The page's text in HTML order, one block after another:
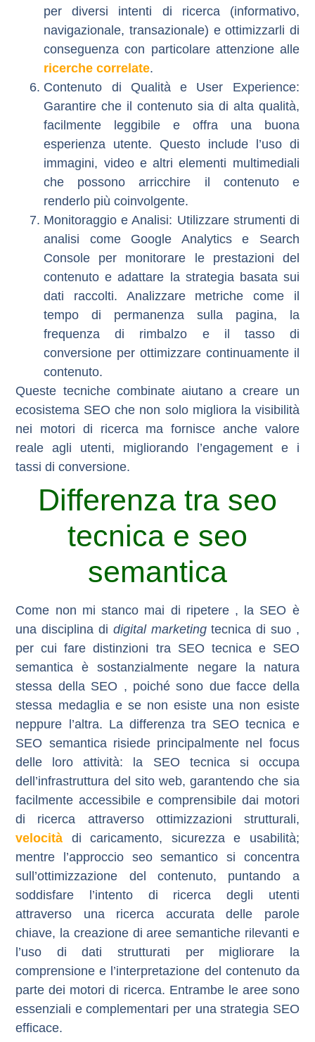
per diversi intenti di ricerca (informativo,
navigazionale, transazionale) e ottimizzarli di
conseguenza con particolare attenzione alle
ricerche correlate.
Contenuto di Qualità e User Experience:
Garantire che il contenuto sia di alta qualità,
facilmente leggibile e offra una buona
esperienza utente. Questo include l’uso di
immagini, video e altri elementi multimediali
che possono arricchire il contenuto e
renderlo più coinvolgente.
Monitoraggio e Analisi: Utilizzare strumenti di
analisi come Google Analytics e Search
Console per monitorare le prestazioni del
contenuto e adattare la strategia basata sui
dati raccolti. Analizzare metriche come il
tempo di permanenza sulla pagina, la
frequenza di rimbalzo e il tasso di
conversione per ottimizzare continuamente il
contenuto.
Queste tecniche combinate aiutano a creare un
ecosistema SEO che non solo migliora la visibilità
nei motori di ricerca ma fornisce anche valore
reale agli utenti, migliorando l’engagement e i
tassi di conversione.
Differenza tra seo
tecnica e seo
semantica
Come non mi stanco mai di ripetere , la SEO è
una disciplina di digital marketingtecnica di suo ,
per cui fare distinzioni tra SEO tecnica e SEO
semantica è sostanzialmente negare la natura
stessa della SEO , poiché sono due facce della
stessa medaglia e se non esiste una non esiste
neppure l’altra. La differenza tra SEO tecnica e
SEO semantica risiede principalmente nel focus
delle loro attività: la SEO tecnica si occupa
dell’infrastruttura del sito web, garantendo che sia
facilmente accessibile e comprensibile dai motori
di ricerca attraverso ottimizzazioni strutturali,
velocità di caricamento, sicurezza e usabilità;
mentre l’approccio seo semantico si concentra
sull’ottimizzazione del contenuto, puntando a
soddisfare l’intento di ricerca degli utenti
attraverso una ricerca accurata delle parole
chiave, la creazione di aree semantiche rilevanti e
l’uso di dati strutturati per migliorare la
comprensione e l’interpretazione del contenuto da
parte dei motori di ricerca. Entrambe le aree sono
essenziali e complementari per una strategia SEO
efficace.